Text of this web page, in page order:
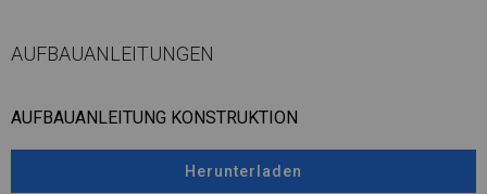
AUFBAUANLEITUNGEN
AUFBAUANLEITUNG KONSTRUKTION
Herunterladen